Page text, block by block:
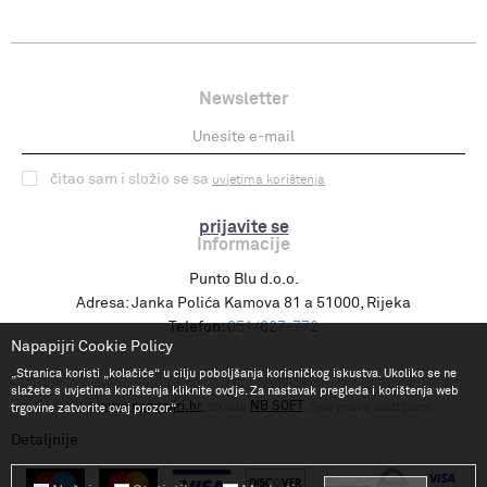
Newsletter
prijavite se
čitao sam i složio se sa uvjetima korištenja
Informacije
Punto Blu d.o.o.
Adresa: Janka Polića Kamova 81 a 51000, Rijeka
Telefon: 051/627-772
©2026www.napapijri.hr NB SOFT
Napapijri Cookie Policy
„Stranica koristi „kolačiće“ u cilju poboljšanja korisničkog iskustva. Ukoliko se ne
slažete s uvjetima korištenja kliknite ovdje. Za nastavak pregleda i korištenja web
trgovine zatvorite ovaj prozor.“
Detaljnije